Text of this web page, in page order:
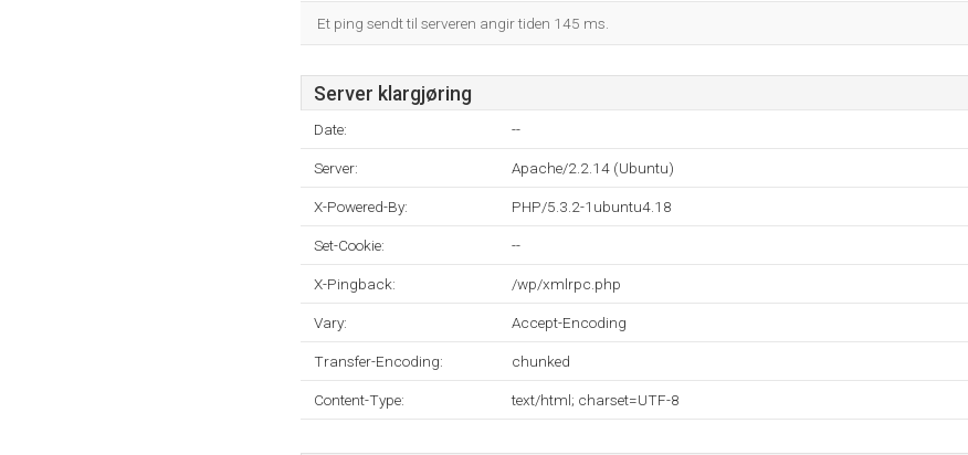
Et ping sendt til serveren angir tiden 145 ms.
Server klargjøring
Date: --
Server: Apache/2.2.14 (Ubuntu)
X-Powered-By: PHP/5.3.2-1ubuntu4.18
Set-Cookie: --
X-Pingback: /wp/xmlrpc.php
Vary: Accept-Encoding
Transfer-Encoding: chunked
Content-Type: text/html; charset=UTF-8